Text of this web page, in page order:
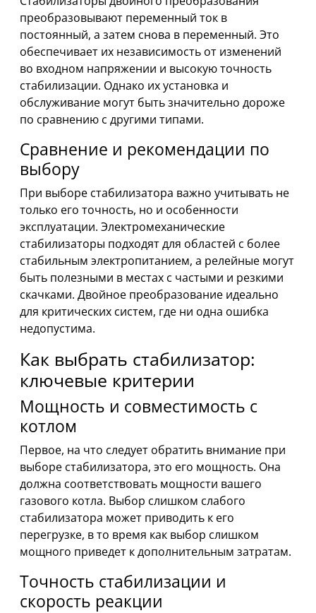
преобразовывают переменный ток в
постоянный, а затем снова в переменный. Это
обеспечивает их независимость от изменений
во входном напряжении и высокую точность
стабилизации. Однако их установка и
обслуживание могут быть значительно дороже
по сравнению с другими типами.
Сравнение и рекомендации по
выбору
При выборе стабилизатора важно учитывать не
только его точность, но и особенности
эксплуатации. Электромеханические
стабилизаторы подходят для областей с более
стабильным электропитанием, а релейные могут
быть полезными в местах с частыми и резкими
скачками. Двойное преобразование идеально
для критических систем, где ни одна ошибка
недопустима.
Как выбрать стабилизатор:
ключевые критерии
Мощность и совместимость с
котлом
Первое, на что следует обратить внимание при
выборе стабилизатора, это его мощность. Она
должна соответствовать мощности вашего
газового котла. Выбор слишком слабого
стабилизатора может приводить к его
перегрузке, в то время как выбор слишком
мощного приведет к дополнительным затратам.
Точность стабилизации и
скорость реакции